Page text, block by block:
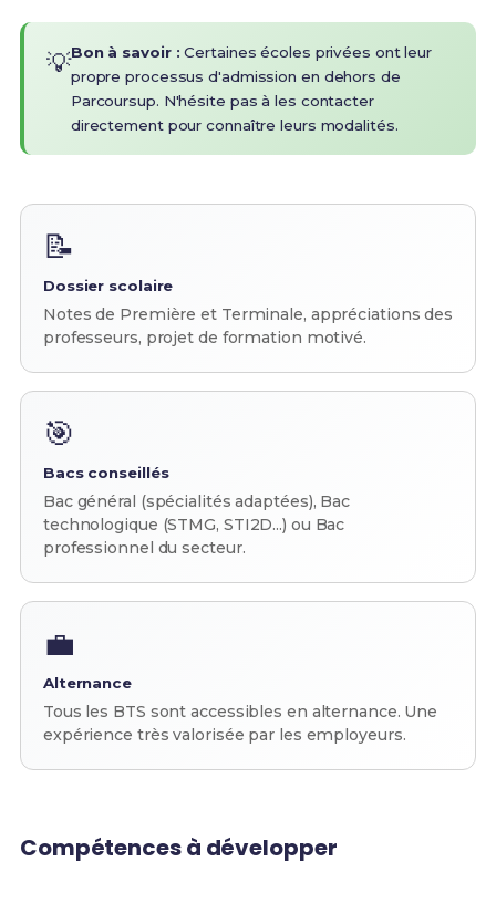
💡Bon à savoir : Certaines écoles privées ont leur
propre processus d'admission en dehors de
Parcoursup. N'hésite pas à les contacter
directement pour connaître leurs modalités.
📝
Dossier scolaire
Notes de Première et Terminale, appréciations des
professeurs, projet de formation motivé.
🎯
Bacs conseillés
Bac général (spécialités adaptées), Bac
technologique (STMG, STI2D...) ou Bac
professionnel du secteur.
💼
Alternance
Tous les BTS sont accessibles en alternance. Une
expérience très valorisée par les employeurs.
Compétences à développer